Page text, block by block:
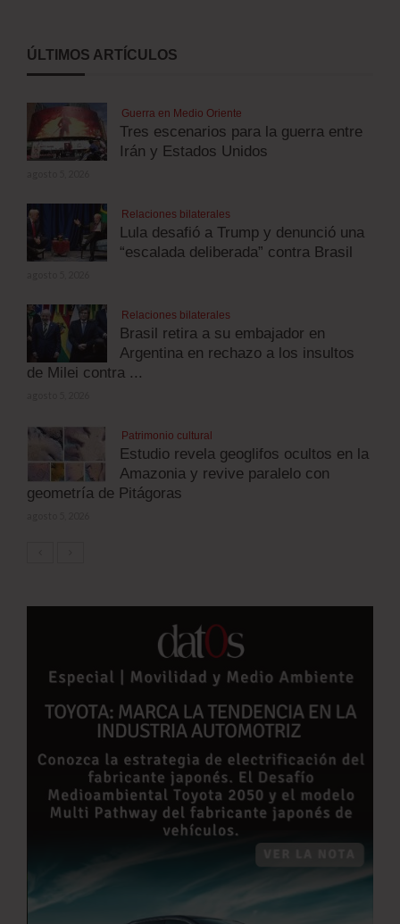
ÚLTIMOS ARTÍCULOS
Guerra en Medio Oriente
Tres escenarios para la guerra entre
Irán y Estados Unidos
Relaciones bilaterales
Lula desafió a Trump y denunció una
“escalada deliberada” contra Brasil
Relaciones bilaterales
Brasil retira a su embajador en
Argentina en rechazo a los insultos
de Milei contra ...
Patrimonio cultural
Estudio revela geoglifos ocultos en la
Amazonia y revive paralelo con
geometría de Pitágoras